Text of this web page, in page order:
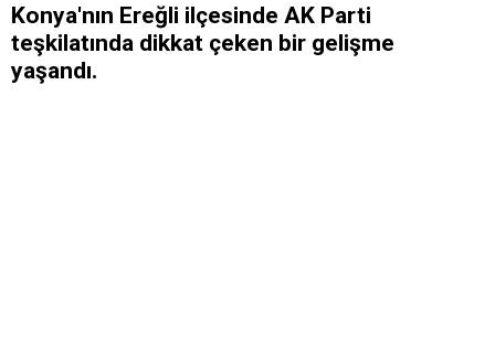
​Konya'nın Ereğli ilçesinde AK Parti
teşkilatında dikkat çeken bir gelişme
yaşandı.